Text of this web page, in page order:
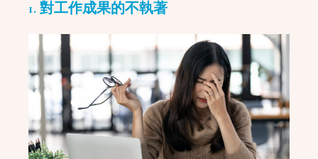
1. 對工作成果的不執著